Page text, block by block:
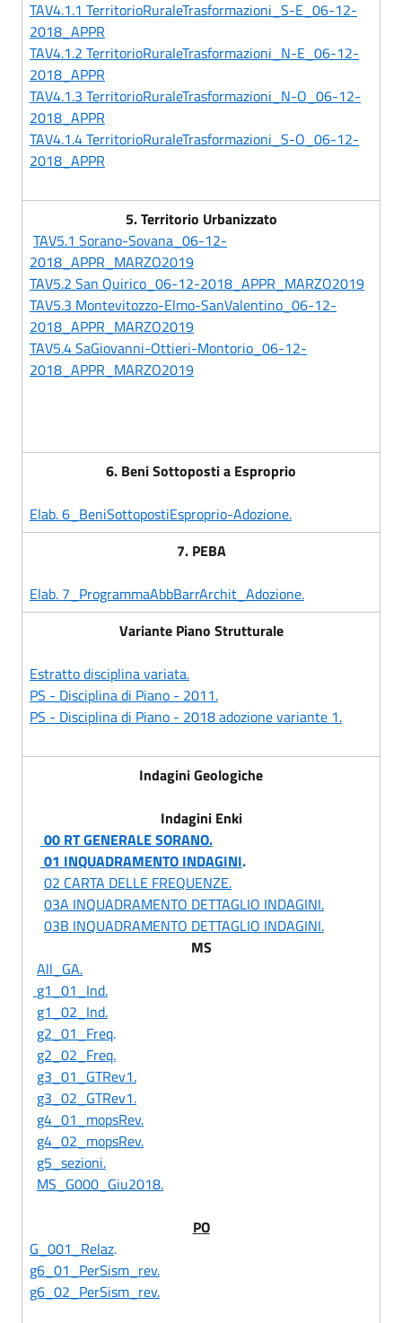
TAV4.1.1 TerritorioRuraleTrasformazioni_S-E_06-12-
2018_APPR
TAV4.1.2 TerritorioRuraleTrasformazioni_N-E_06-12-
2018_APPR
TAV4.1.3 TerritorioRuraleTrasformazioni_N-O_06-12-
2018_APPR
TAV4.1.4 TerritorioRuraleTrasformazioni_S-O_06-12-
2018_APPR
5. Territorio Urbanizzato
TAV5.1 Sorano-Sovana_06-12-
2018_APPR_MARZO2019
TAV5.2 San Quirico_06-12-2018_APPR_MARZO2019
TAV5.3 Montevitozzo-Elmo-SanValentino_06-12-
2018_APPR_MARZO2019
TAV5.4 SaGiovanni-Ottieri-Montorio_06-12-
2018_APPR_MARZO2019
6. Beni Sottoposti a Esproprio
Elab. 6_BeniSottopostiEsproprio-Adozione.
7. PEBA
Elab. 7_ProgrammaAbbBarrArchit_Adozione.
Variante Piano Strutturale
Estratto disciplina variata.
PS - Disciplina di Piano - 2011.
PS - Disciplina di Piano - 2018 adozione variante 1.
Indagini Geologiche
Indagini Enki
00 RT GENERALE SORANO.
01 INQUADRAMENTO INDAGINI.
02 CARTA DELLE FREQUENZE.
03A INQUADRAMENTO DETTAGLIO INDAGINI.
03B INQUADRAMENTO DETTAGLIO INDAGINI.
MS
All_GA.
g1_01_Ind.
g1_02_Ind.
g2_01_Freq.
g2_02_Freq.
g3_01_GTRev1.
g3_02_GTRev1.
g4_01_mopsRev.
g4_02_mopsRev.
g5_sezioni.
MS_G000_Giu2018.
PO
G_001_Relaz.
g6_01_PerSism_rev.
g6_02_PerSism_rev.